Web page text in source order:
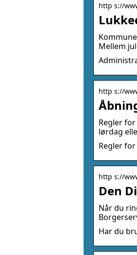
http s://
Mellem
http s://
Regler
lørdag
Regler
http s://
Den
Når du
Har du